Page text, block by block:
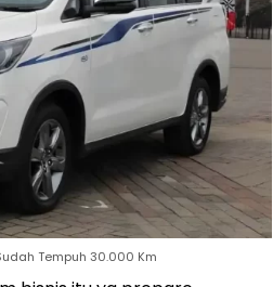
Tempuh 30.000 Km